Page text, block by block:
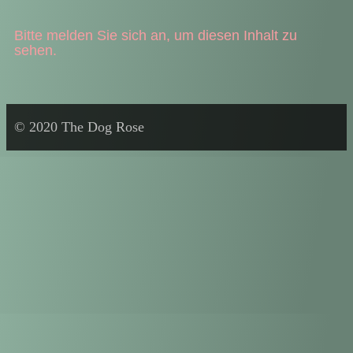
Bitte melden Sie sich an, um diesen Inhalt zu
sehen.
© 2020 The Dog Rose